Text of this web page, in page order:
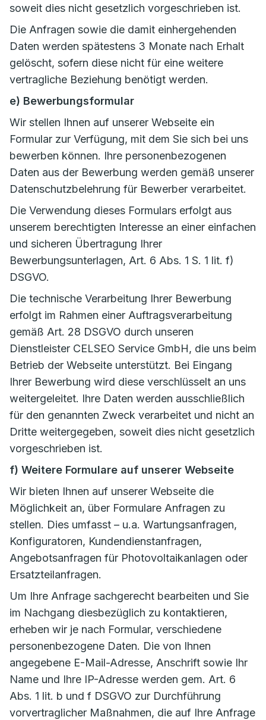
soweit dies nicht gesetzlich vorgeschrieben ist.
Die Anfragen sowie die damit einhergehenden
Daten werden spätestens 3 Monate nach Erhalt
gelöscht, sofern diese nicht für eine weitere
vertragliche Beziehung benötigt werden.
e) Bewerbungsformular
Wir stellen Ihnen auf unserer Webseite ein
Formular zur Verfügung, mit dem Sie sich bei uns
bewerben können. Ihre personenbezogenen
Daten aus der Bewerbung werden gemäß unserer
Datenschutzbelehrung für Bewerber verarbeitet.
Die Verwendung dieses Formulars erfolgt aus
unserem berechtigten Interesse an einer einfachen
und sicheren Übertragung Ihrer
Bewerbungsunterlagen, Art. 6 Abs. 1 S. 1 lit. f)
DSGVO.
Die technische Verarbeitung Ihrer Bewerbung
erfolgt im Rahmen einer Auftragsverarbeitung
gemäß Art. 28 DSGVO durch unseren
Dienstleister CELSEO Service GmbH, die uns beim
Betrieb der Webseite unterstützt. Bei Eingang
Ihrer Bewerbung wird diese verschlüsselt an uns
weitergeleitet. Ihre Daten werden ausschließlich
für den genannten Zweck verarbeitet und nicht an
Dritte weitergegeben, soweit dies nicht gesetzlich
vorgeschrieben ist.
f) Weitere Formulare auf unserer Webseite
Wir bieten Ihnen auf unserer Webseite die
Möglichkeit an, über Formulare Anfragen zu
stellen. Dies umfasst – u.a. Wartungsanfragen,
Konfiguratoren, Kundendienstanfragen,
Angebotsanfragen für Photovoltaikanlagen oder
Ersatzteilanfragen.
Um Ihre Anfrage sachgerecht bearbeiten und Sie
im Nachgang diesbezüglich zu kontaktieren,
erheben wir je nach Formular, verschiedene
personenbezogene Daten. Die von Ihnen
angegebene E-Mail-Adresse, Anschrift sowie Ihr
Name und Ihre IP-Adresse werden gem. Art. 6
Abs. 1 lit. b und f DSGVO zur Durchführung
vorvertraglicher Maßnahmen, die auf Ihre Anfrage